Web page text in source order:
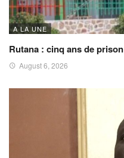
A LA UNE
Rutana : cinq ans de
August 6, 2026